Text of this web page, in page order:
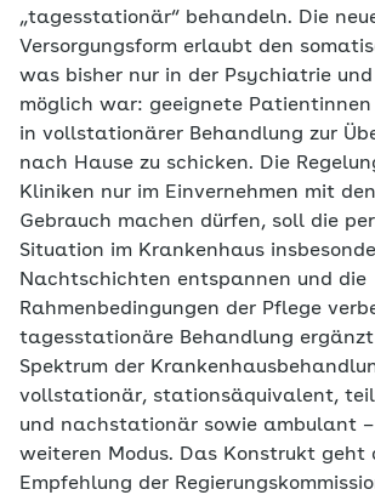
„tagesstationär“ behandeln. Die
Versorgungsform erlaubt den
was bisher nur in der Psychiatrie
möglich war: geeignete
in vollstationärer Behandlung zur
nach Hause zu schicken. Die
Kliniken nur im Einvernehmen mit
Gebrauch machen dürfen, soll die
Situation im Krankenhaus
Nachtschichten entspannen und die
Rahmenbedingungen der Pflege
tagesstationäre Behandlung
Spektrum der
vollstationär, stationsäquivalent,
und nachstationär sowie ambulant –
weiteren Modus. Das Konstrukt geht
Empfehlung der